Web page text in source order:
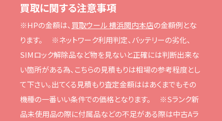
買取に関する注意事項
※HPの⾦額は、 買取ウール 横浜関内本店の⾦額例とな
ります。
※ネットワーク利⽤判定、バッテリーの劣化、
SIMロック解除品など物を⾒ないと正確には判断出来な
い箇所がある為、こちらの⾒積もりは相場の参考程度とし
て下さい。出てくる⾒積もり査定⾦額ははあくまでもその
機種の⼀番いい条件での価格となります。
※Sランク新
品未使⽤品の際に付属品などの不⾜がある際は中古Aラ